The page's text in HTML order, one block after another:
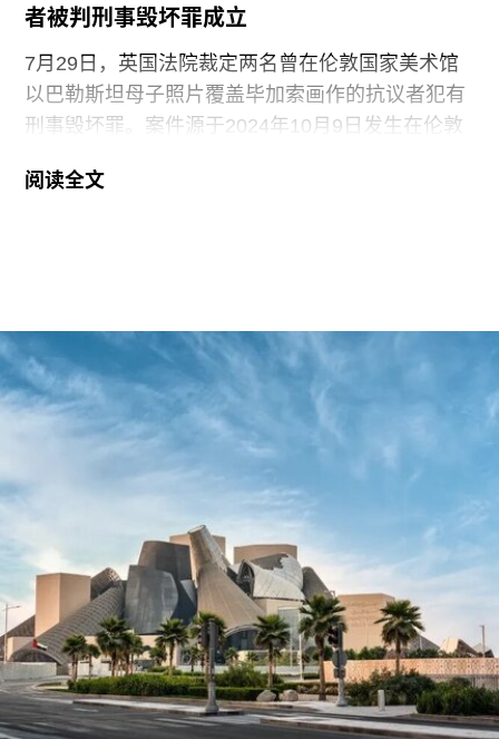
者被判刑事毁坏罪成立
7月29日，英国法院裁定两名曾在伦敦国家美术馆
以巴勒斯坦母子照片覆盖毕加索画作的抗议者犯有
刑事毁坏罪。案件源于2024年10月9日发生在伦敦
23岁的国家卫生服务工作者贾伊·哈莱（Jai Halai）
1901年的作品《母性》（Motherhood
）。这张照
片由巴勒斯坦摄影记者阿里·贾达拉（Ali
Jadallah）于2024年3月以色列围困加沙希法医院
期间拍摄。两名抗议者隶属于“青年诉求”（Youth
Demand），该组织由气候行动组织“停止石油”
（Just Stop Oil）的学生分支发展而来。行动中，
两人高声呼吁英国停止与以色列的贸易往来。随
后，其中一人将红色液体泼洒在展厅地面，引发现
场观众惊呼，两人随即被警方逮捕。
此次行动发生时，英国艺术机构正接连成为抗议活
动的现场。就在该事件发生几天前，两名年轻的气
候行动人士因向文森特·梵高1888年作品《向日
阅读全文